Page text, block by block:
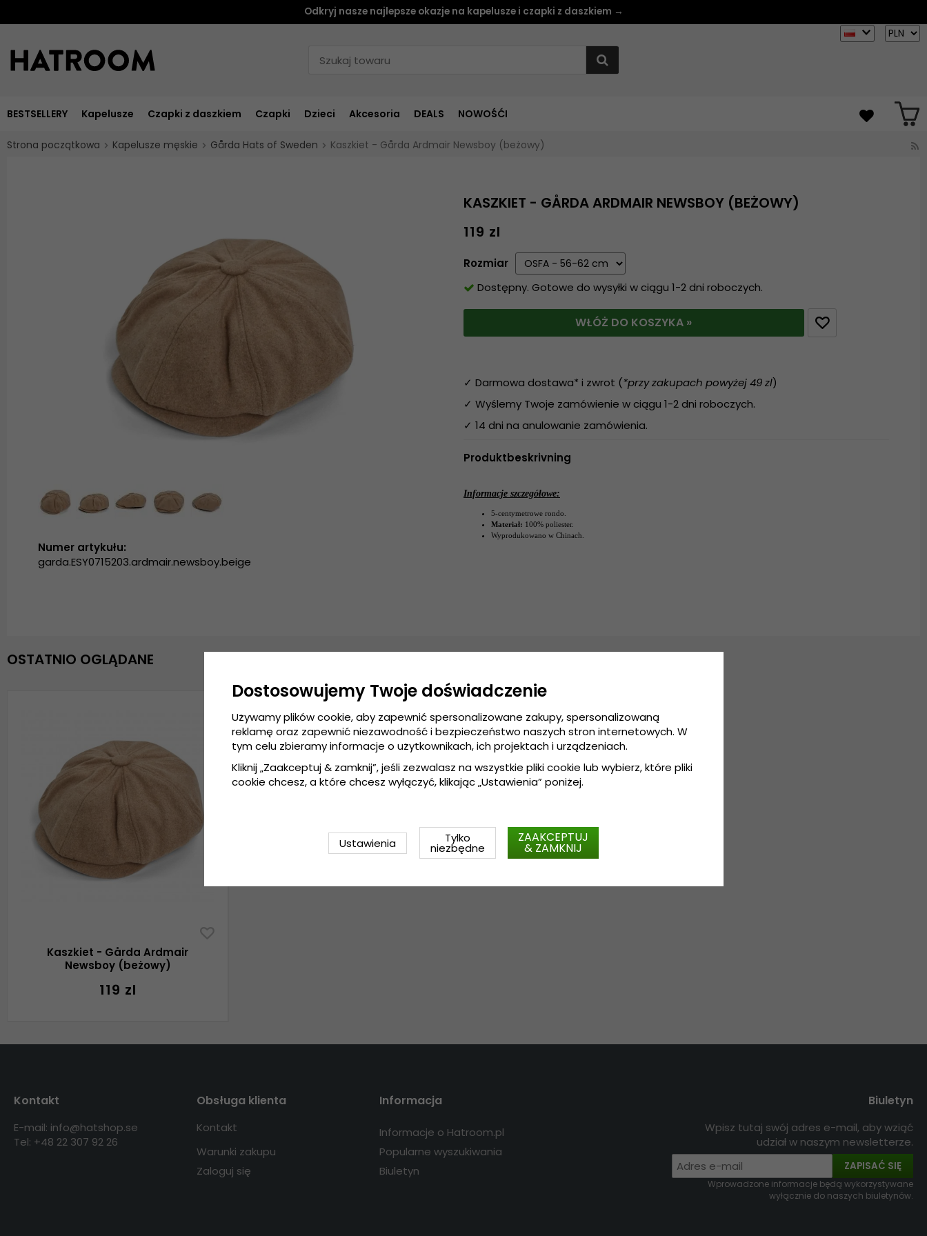
Odkryj nasze najlepsze okazje na kapelusze i czapki z daszkiem →
BESTSELLERY Kapelusze Czapki z daszkiem Czapki Dzieci Akcesoria DEALS NOWOŚĆI
Strona początkowa Kapelusze męskie Gårda Hats of Sweden Kaszkiet - Gårda Ardmair Newsboy (beżowy)
KASZKIET - GÅRDA ARDMAIR NEWSBOY (BEŻOWY)
119 zl
Rozmiar
Dostępny. Gotowe do wysyłki w ciągu 1-2 dni roboczych.
WŁÓŻ DO KOSZYKA »
✓ Darmowa dostawa* i zwrot (*przy zakupach powyżej 49 zl)
✓ Wyślemy Twoje zamówienie w ciągu 1-2 dni roboczych.
✓ 14 dni na anulowanie zamówienia.
Produktbeskrivning
Informacje szczegółowe:
5-centymetrowe rondo.
Materiał: 100% poliester.
Wyprodukowano w Chinach.
Numer artykułu:
garda.ESY0715203.ardmair.newsboy.beige
OSTATNIO OGLĄDANE
Kaszkiet - Gårda Ardmair
Newsboy (beżowy)
119 zl
Kontakt
E-mail: info@hatshop.se
Tel: +48 22 307 92 26
Obsługa klienta
Kontakt
Warunki zakupu
Zaloguj się
Informacja
Informacje o Hatroom.pl
Popularne wyszukiwania
Biuletyn
Biuletyn
Wpisz tutaj swój adres e-mail, aby wziąć
udział w naszym newsletterze.
ZAPISAĆ SIĘ
Wprowadzone informacje będą wykorzystywane
wyłącznie do naszych biuletynów.
Dostosowujemy Twoje doświadczenie
Używamy plików cookie, aby zapewnić spersonalizowane zakupy, spersonalizowaną
reklamę oraz zapewnić niezawodność i bezpieczeństwo naszych stron internetowych. W
tym celu zbieramy informacje o użytkownikach, ich projektach i urządzeniach.
Kliknij „Zaakceptuj & zamknij”, jeśli zezwalasz na wszystkie pliki cookie lub wybierz, które pliki
cookie chcesz, a które chcesz wyłączyć, klikając „Ustawienia” poniżej.
Ustawienia Tylko
niezbędne
ZAAKCEPTUJ
& ZAMKNIJ